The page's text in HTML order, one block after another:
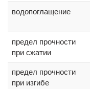
водопоглащение
предел прочности
при сжатии
предел прочности
при изгибе